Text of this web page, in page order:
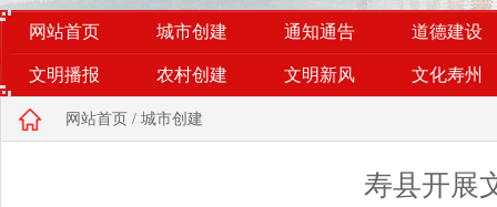
网站首页 城市创建 通知通告 道德建设
文明播报 农村创建 文明新风 文化寿州
网站首页 / 城市创建
寿县开展